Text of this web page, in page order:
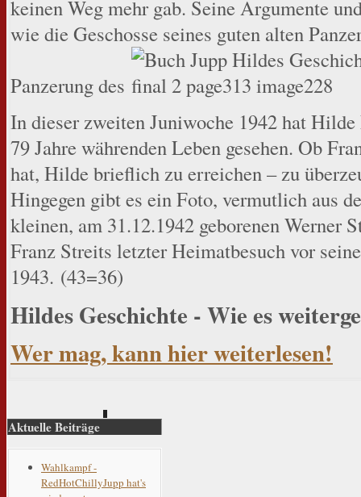
keinen Weg mehr gab. Seine Argumente
wie die Geschosse seines guten alten
Panzerung des
In dieser zweiten Juniwoche 1942 hat
79 Jahre währenden Leben gesehen. Ob
hat, Hilde brieflich zu erreichen – zu
Hingegen gibt es ein Foto, vermutlich aus
kleinen, am 31.12.1942 geborenen Werner
Franz Streits letzter Heimatbesuch vor
1943. (43=36)
Hildes Geschichte - Wie es
Wer mag, kann hier weiterlesen!
Aktuelle Beiträge
Wahlkampf -
RedHotChillyJupp hat's